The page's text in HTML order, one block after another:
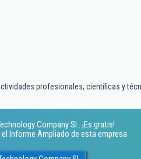
profesionales, científicas y
Company Sl.. ¡Es gratis!
Informe Ampliado de esta empresa